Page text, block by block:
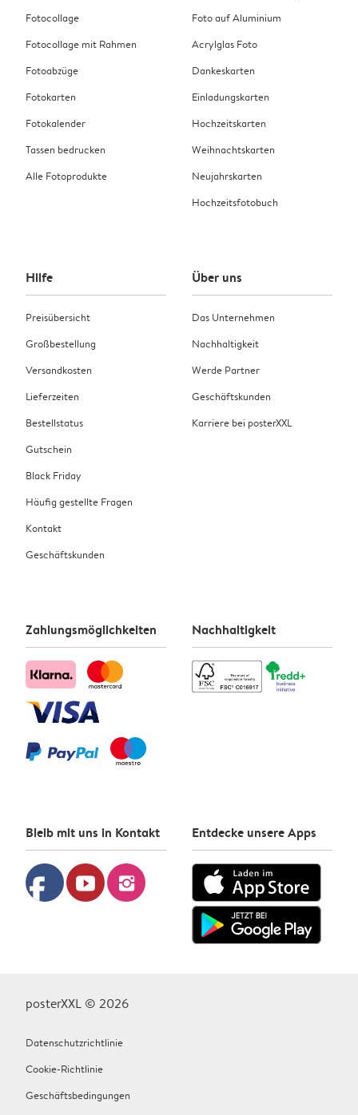
Fotocollage
Fotocollage mit Rahmen
Fotoabzüge
Fotokarten
Fotokalender
Tassen bedrucken
Alle Fotoprodukte
Foto auf Aluminium
Acrylglas Foto
Dankeskarten
Einladungskarten
Hochzeitskarten
Weihnachtskarten
Neujahrskarten
Hochzeitsfotobuch
Hilfe
Preisübersicht
Großbestellung
Versandkosten
Lieferzeiten
Bestellstatus
Gutschein
Black Friday
Häufig gestellte Fragen
Kontakt
Geschäftskunden
Über uns
Das Unternehmen
Nachhaltigkeit
Werde Partner
Geschäftskunden
Karriere bei posterXXL
Zahlungsmöglichkeiten Nachhaltigkeit
Bleib mit uns in Kontakt
facebook youtube instagram
Entdecke unsere Apps
posterXXL © 2026
Datenschutzrichtlinie
Cookie-Richtlinie
Geschäftsbedingungen